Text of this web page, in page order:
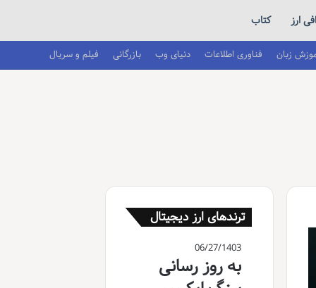
ارز کتاب
زبان فناوری اطلاعات دنیای وب بازرگانی فیلم و سریال
ترندهای ارز دیجیتال
06/27/1403
به روز رسانی